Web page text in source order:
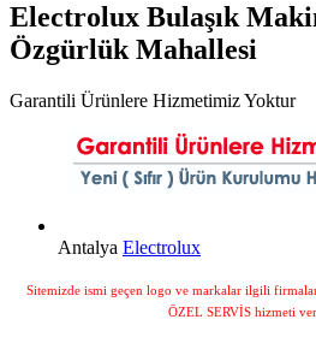
Electrolux Bulaşık
Özgürlük Mahallesi
Garantili Ürünlere Hizmetimiz Yoktur
Antalya Electrolux
Sitemizde ismi geçen logo ve markalar ilgili
ÖZEL SERVİS hizmeti